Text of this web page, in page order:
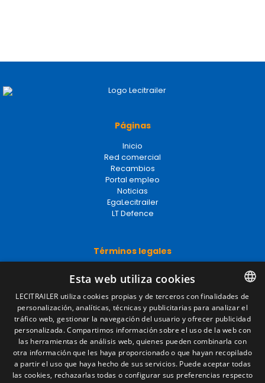
Páginas
Inicio
Red comercial
Recambios
Portal empleo
Noticias
EgaLecitrailer
LT Defence
Términos legales
Política de privacidad
Política de cookies
Condiciones generales de venta
Gestionar cookies
Contacto
Camino de los Huertos, S/N. Apdo 100
SPANISH
ENGLISH
FRENCH
ITALIAN
Esta web utiliza cookies
LECITRAILER utiliza cookies propias y de terceros con finalidades de
personalización, analíticas, técnicas y publicitarias para analizar el
tráfico web, gestionar la navegación del usuario y ofrecer publicidad
personalizada. Compartimos información sobre el uso de la web con
las herramientas de análisis web, quienes pueden combinarla con
otra información que les haya proporcionado o que hayan recopilado
a partir el uso que haya hecho de sus servicios. Puede aceptar todas
las cookies, rechazarlas todas o configurar sus preferencias respecto